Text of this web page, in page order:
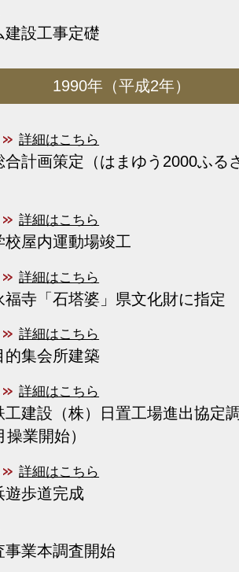
建設工事定礎
1990年（平成2年）
詳細はこちら
合計画策定（はまゆう2000ふる
詳細はこちら
校屋内運動場竣工
詳細はこちら
福寺「石塔婆」県文化財に指定
詳細はこちら
的集会所建築
詳細はこちら
工建設（株）日置工場進出協定
業開始）
詳細はこちら
遊歩道完成
事業本調査開始